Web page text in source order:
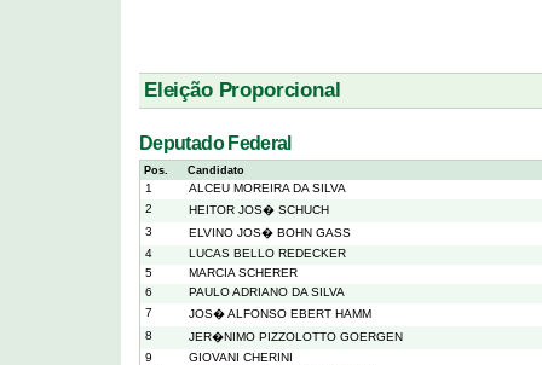
Eleição Proporcional
Deputado Federal
Pos. Candidato
1
ALCEU MOREIRA DA SILVA
2
HEITOR JOS� SCHUCH
3
ELVINO JOS� BOHN GASS
4
LUCAS BELLO REDECKER
5
MARCIA SCHERER
6
PAULO ADRIANO DA SILVA
7
JOS� ALFONSO EBERT HAMM
8
JER�NIMO PIZZOLOTTO GOERGEN
9
GIOVANI CHERINI